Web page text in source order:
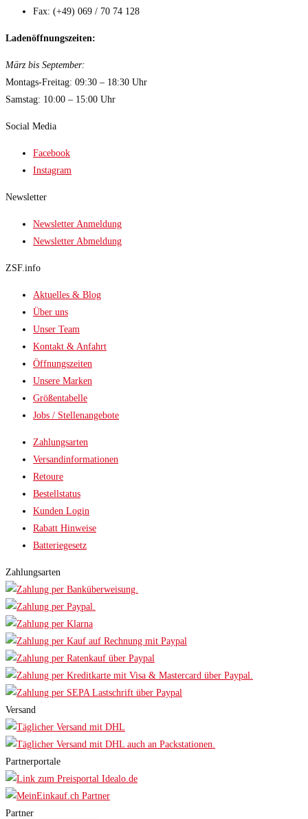
Fax: (+49) 069 / 70 74 128
Ladenöffnungszeiten:
März bis September:
Montags-Freitag: 09:30 – 18:30 Uhr
Samstag: 10:00 – 15:00 Uhr
Social Media
Facebook
Instagram
Newsletter
Newsletter Anmeldung
Newsletter Abmeldung
ZSF.info
Aktuelles & Blog
Über uns
Unser Team
Kontakt & Anfahrt
Öffnungszeiten
Unsere Marken
Größentabelle
Jobs / Stellenangebote
Zahlungsarten
Versandinformationen
Retoure
Bestellstatus
Kunden Login
Rabatt Hinweise
Batteriegesetz
Zahlungsarten
Versand
Partnerportale
Partner